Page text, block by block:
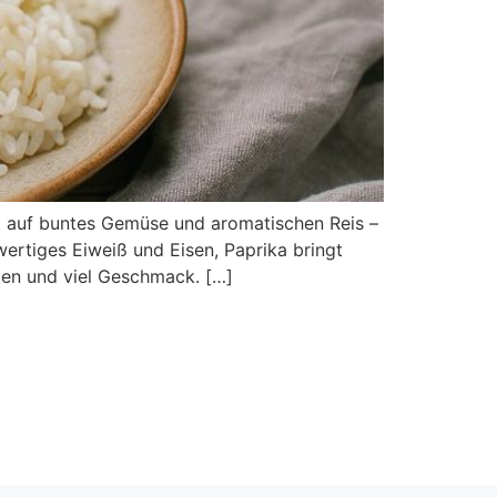
buntes Gemüse und aromatischen Reis –
Eiweiß und Eisen, Paprika bringt
und viel Geschmack. […]